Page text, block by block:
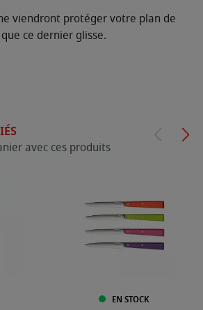
viendront protéger votre plan de
ce dernier glisse.
avec ces produits
EN STOCK